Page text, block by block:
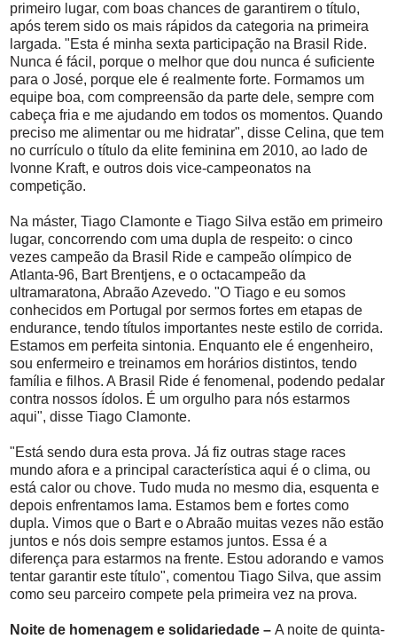
primeiro lugar, com boas chances de garantirem o título,
após terem sido os mais rápidos da categoria na primeira
largada. "Esta é minha sexta participação na Brasil Ride.
Nunca é fácil, porque o melhor que dou nunca é suficiente
para o José, porque ele é realmente forte. Formamos um
equipe boa, com compreensão da parte dele, sempre com
cabeça fria e me ajudando em todos os momentos. Quando
preciso me alimentar ou me hidratar", disse Celina, que tem
no currículo o título da elite feminina em 2010, ao lado de
Ivonne Kraft, e outros dois vice-campeonatos na
competição.
Na máster, Tiago Clamonte e Tiago Silva estão em primeiro
lugar, concorrendo com uma dupla de respeito: o cinco
vezes campeão da Brasil Ride e campeão olímpico de
Atlanta-96, Bart Brentjens, e o octacampeão da
ultramaratona, Abraão Azevedo. "O Tiago e eu somos
conhecidos em Portugal por sermos fortes em etapas de
endurance, tendo títulos importantes neste estilo de corrida.
Estamos em perfeita sintonia. Enquanto ele é engenheiro,
sou enfermeiro e treinamos em horários distintos, tendo
família e filhos. A Brasil Ride é fenomenal, podendo pedalar
contra nossos ídolos. É um orgulho para nós estarmos
aqui", disse Tiago Clamonte.
"Está sendo dura esta prova. Já fiz outras stage races
mundo afora e a principal característica aqui é o clima, ou
está calor ou chove. Tudo muda no mesmo dia, esquenta e
depois enfrentamos lama. Estamos bem e fortes como
dupla. Vimos que o Bart e o Abraão muitas vezes não estão
juntos e nós dois sempre estamos juntos. Essa é a
diferença para estarmos na frente. Estou adorando e vamos
tentar garantir este título", comentou Tiago Silva, que assim
como seu parceiro compete pela primeira vez na prova.
Noite de homenagem e solidariedade – A noite de quinta-